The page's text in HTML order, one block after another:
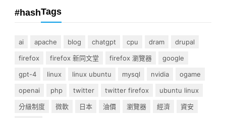
#hashTags
ai apache blog chatgpt cpu dram
drupal
firefox
firefox 新同文堂 firefox 瀏覽器
google
gpt-4
linux linux ubuntu mysql nvidia
ogame
openai
php twitter twitter firefox
ubuntu linux
分級制度
微軟 日本 油價 瀏覽器 經濟
資安